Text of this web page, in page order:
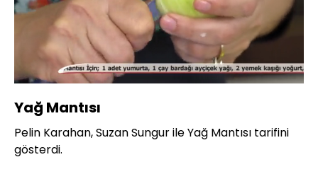
Sesi
Aç
Yüklendi:
12.78%
Oynatma
Hızı
Yağ Mantısı
Pelin Karahan, Suzan Sungur ile Yağ Mantısı tarifini
gösterdi.